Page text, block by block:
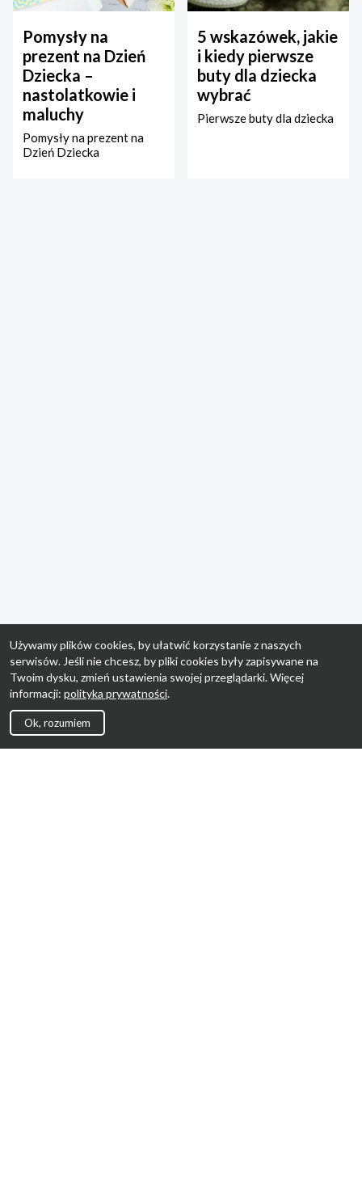
Pomysły na
prezent na Dzień
Dziecka –
nastolatkowie i
maluchy
Pomysły na prezent na
Dzień Dziecka
5 wskazówek, jakie
i kiedy pierwsze
buty dla dziecka
wybrać
Pierwsze buty dla dziecka
Używamy plików cookies, by ułatwić korzystanie z naszych
serwisów. Jeśli nie chcesz, by pliki cookies były zapisywane na
Twoim dysku, zmień ustawienia swojej przeglądarki. Więcej
informacji: polityka prywatności.
Ok, rozumiem